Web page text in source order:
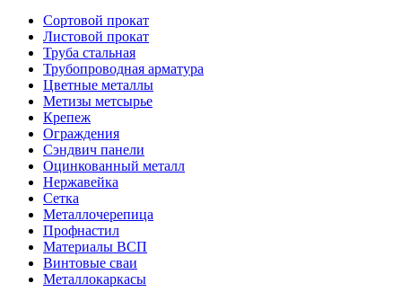
Сортовой прокат
Листовой прокат
Труба стальная
Трубопроводная арматура
Цветные металлы
Метизы метсырье
Крепеж
Ограждения
Сэндвич панели
Оцинкованный металл
Нержавейка
Сетка
Металлочерепица
Профнастил
Материалы ВСП
Винтовые сваи
Металлокаркасы